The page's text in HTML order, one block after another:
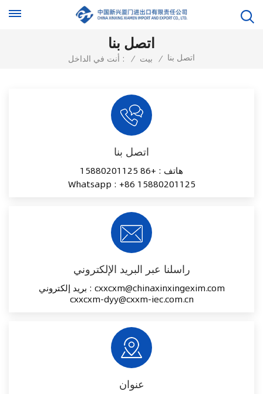
اتصل بنا
أنت في الداخل : / بيت / اتصل بنا
اتصل بنا
هاتف : +86 15880201125
Whatsapp : +86 15880201125
راسلنا عبر البريد الإلكتروني
بريد إلكتروني : cxxcxm@chinaxinxingexim.com
cxxcxm-dyy@cxxm-iec.com.cn
عنوان